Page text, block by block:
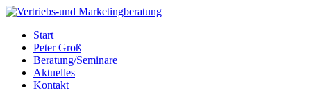
Zum
springenStart
Peter Groß
Beratung/Seminare
Aktuelles
Kontakt